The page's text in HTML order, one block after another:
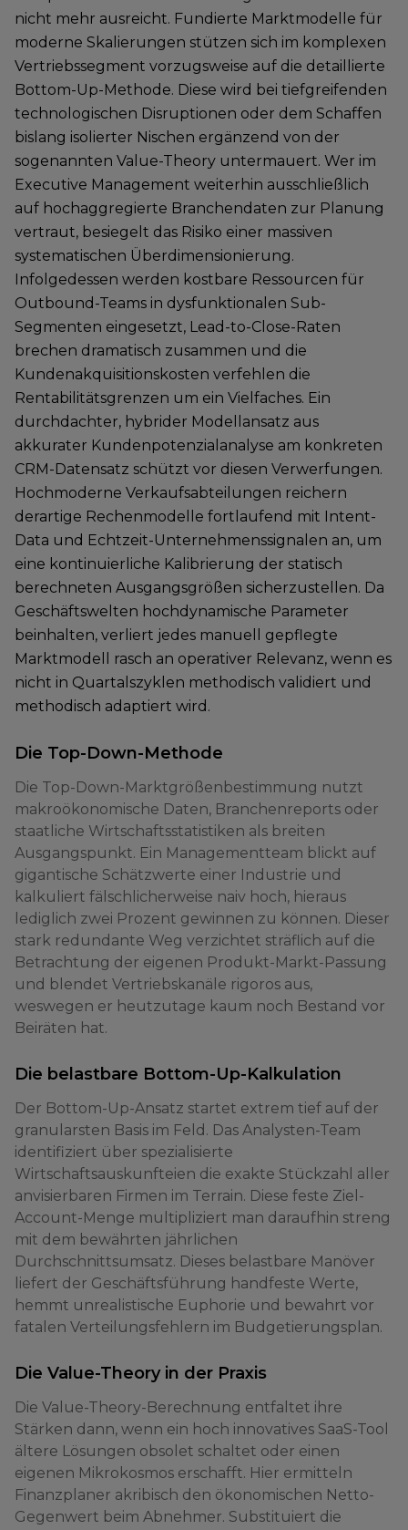
nicht mehr ausreicht. Fundierte Marktmodelle für
moderne Skalierungen stützen sich im komplexen
Vertriebssegment vorzugsweise auf die detaillierte
Bottom-Up-Methode. Diese wird bei tiefgreifenden
technologischen Disruptionen oder dem Schaffen
bislang isolierter Nischen ergänzend von der
sogenannten Value-Theory untermauert. Wer im
Executive Management weiterhin ausschließlich
auf hochaggregierte Branchendaten zur Planung
vertraut, besiegelt das Risiko einer massiven
systematischen Überdimensionierung.
Infolgedessen werden kostbare Ressourcen für
Outbound-Teams in dysfunktionalen Sub-
Segmenten eingesetzt, Lead-to-Close-Raten
brechen dramatisch zusammen und die
Kundenakquisitionskosten verfehlen die
Rentabilitätsgrenzen um ein Vielfaches. Ein
durchdachter, hybrider Modellansatz aus
akkurater Kundenpotenzialanalyse am konkreten
CRM-Datensatz schützt vor diesen Verwerfungen.
Hochmoderne Verkaufsabteilungen reichern
derartige Rechenmodelle fortlaufend mit Intent-
Data und Echtzeit-Unternehmenssignalen an, um
eine kontinuierliche Kalibrierung der statisch
berechneten Ausgangsgrößen sicherzustellen. Da
Geschäftswelten hochdynamische Parameter
beinhalten, verliert jedes manuell gepflegte
Marktmodell rasch an operativer Relevanz, wenn es
nicht in Quartalszyklen methodisch validiert und
methodisch adaptiert wird.
Die Top-Down-Methode
Die Top-Down-Marktgrößenbestimmung nutzt
makroökonomische Daten, Branchenreports oder
staatliche Wirtschaftsstatistiken als breiten
Ausgangspunkt. Ein Managementteam blickt auf
gigantische Schätzwerte einer Industrie und
kalkuliert fälschlicherweise naiv hoch, hieraus
lediglich zwei Prozent gewinnen zu können. Dieser
stark redundante Weg verzichtet sträflich auf die
Betrachtung der eigenen Produkt-Markt-Passung
und blendet Vertriebskanäle rigoros aus,
weswegen er heutzutage kaum noch Bestand vor
Beiräten hat.
Die belastbare Bottom-Up-Kalkulation
Der Bottom-Up-Ansatz startet extrem tief auf der
granularsten Basis im Feld. Das Analysten-Team
identifiziert über spezialisierte
Wirtschaftsauskunfteien die exakte Stückzahl aller
anvisierbaren Firmen im Terrain. Diese feste Ziel-
Account-Menge multipliziert man daraufhin streng
mit dem bewährten jährlichen
Durchschnittsumsatz. Dieses belastbare Manöver
liefert der Geschäftsführung handfeste Werte,
hemmt unrealistische Euphorie und bewahrt vor
fatalen Verteilungsfehlern im Budgetierungsplan.
Die Value-Theory in der Praxis
Die Value-Theory-Berechnung entfaltet ihre
Stärken dann, wenn ein hoch innovatives SaaS-Tool
ältere Lösungen obsolet schaltet oder einen
eigenen Mikrokosmos erschafft. Hier ermitteln
Finanzplaner akribisch den ökonomischen Netto-
Gegenwert beim Abnehmer. Substituiert die